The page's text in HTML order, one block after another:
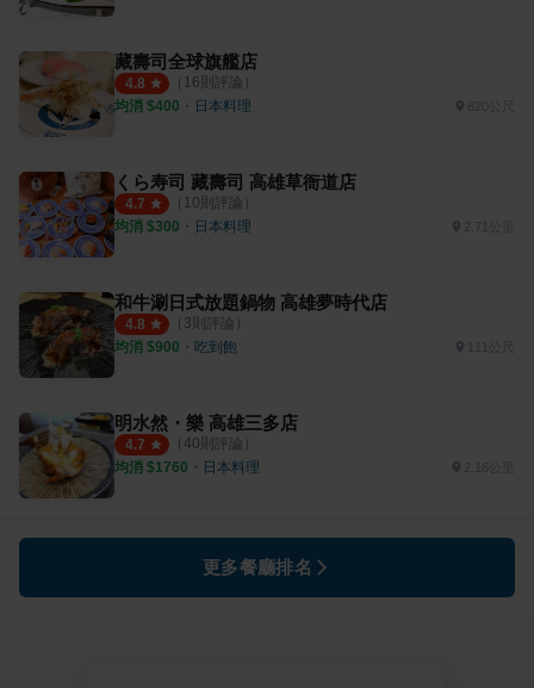
藏壽司全球旗艦店
4.8 （ 16則評論）
均消 $400 ・ 日本料理
くら寿司 藏壽司 高雄草衙道店
4.7 （ 10則評論）
均消 $300 ・ 日本料理
和牛涮日式放題鍋物 高雄夢時代店
4.8 （ 3則評論）
均消 $900 ・ 吃到飽
明水然・樂 高雄三多店
4.7 （ 40則評論）
均消 $1760 ・ 日本料理
更多餐廳排名